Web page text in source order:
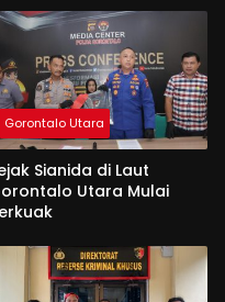
Gorontalo Utara
Sianida di Laut
Utara Mulai